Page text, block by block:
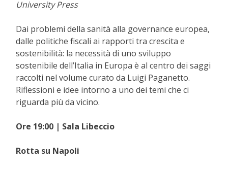
University Press
Dai problemi della sanità alla governance europea,
dalle politiche fiscali ai rapporti tra crescita e
sostenibilità: la necessità di uno sviluppo
sostenibile dell’Italia in Europa è al centro dei saggi
raccolti nel volume curato da Luigi Paganetto.
Riflessioni e idee intorno a uno dei temi che ci
riguarda più da vicino.
Ore 19:00 | Sala Libeccio
Rotta su Napoli